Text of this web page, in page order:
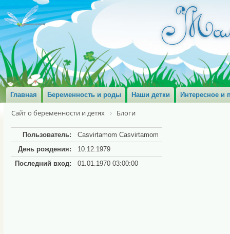
Главная Беременность и роды Наши детки Интересное и
Сайт о беременности и детях Блоги
Пользователь:
Casvirtamom Casvirtamom
День рождения:
10.12.1979
Последний вход:
01.01.1970 03:00:00